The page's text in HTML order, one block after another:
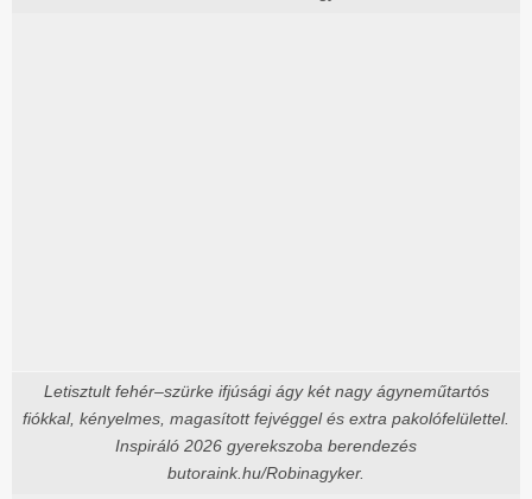
Letisztult fehér–szürke ifjúsági ágy két nagy ágyneműtartós
fiókkal, kényelmes, magasított fejvéggel és extra pakolófelülettel.
Inspiráló 2026 gyerekszoba berendezés
butoraink.hu/Robinagyker.